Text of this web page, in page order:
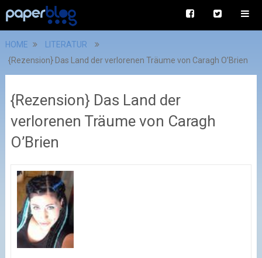
HOME
LITERATUR
{Rezension} Das Land der verlorenen Träume von Caragh O’Brien
{Rezension} Das Land der
verlorenen Träume von Caragh
O’Brien